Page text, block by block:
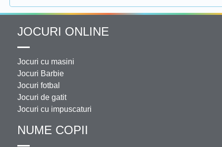
JOCURI ONLINE
Jocuri cu masini
Jocuri Barbie
Jocuri fotbal
Jocuri de gatit
Jocuri cu impuscaturi
NUME COPII